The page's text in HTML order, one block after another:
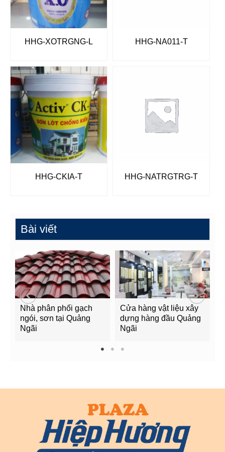
HHG-XOTRGNG-L HHG-NA011-T
HHG-CKIA-T HHG-NATRGTRG-T
Bài viết
Nhà phân phối gạch
ngói, sơn tại Quảng
Ngãi
Cửa hàng vật liệu xây
dựng hàng đầu Quảng
Ngãi
1 2 3